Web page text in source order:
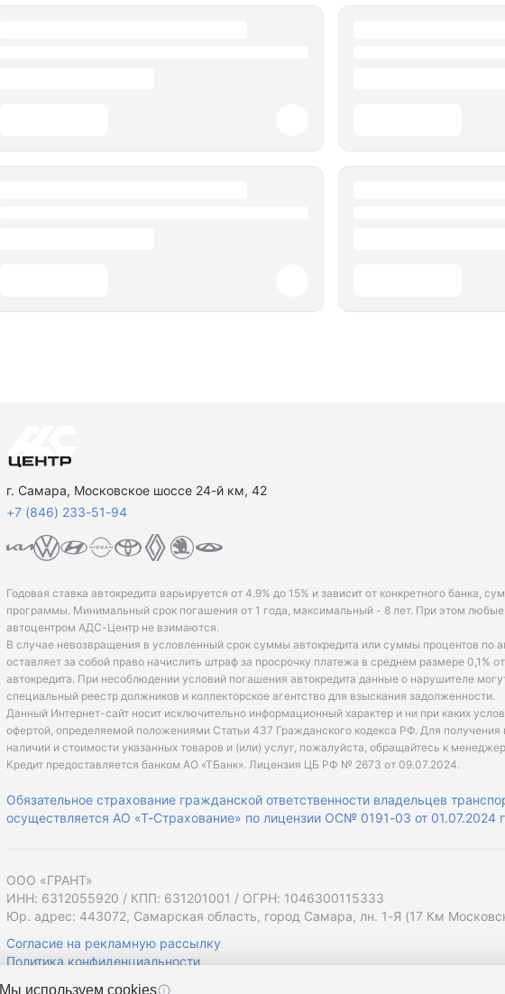
г. Самара, Московское шоссе 24-й км, 42
+7 (846) 233-51-94
Годовая ставка автокредита варьируется от 4.9% до 15% и зависит от конкретного банка,
программы. Минимальный срок погашения от 1 года, максимальный - 8 лет. При этом
автоцентром АДС-Центр не взимаются.
В случае невозвращения в условленный срок суммы автокредита или суммы процентов по
оставляет за собой право начислить штраф за просрочку платежа в среднем размере 0,1%
автокредита. При несоблюдении условий погашения автокредита данные о нарушителе
специальный реестр должников и коллекторское агентство для взыскания задолженности.
Данный Интернет-сайт носит исключительно информационный характер и ни при каких
офертой, определяемой положениями Статьи 437 Гражданского кодекса РФ. Для
наличии и стоимости указанных товаров и (или) услуг, пожалуйста, обращайтесь к
Кредит предоставляется банком АО «ТБанк». Лицензия ЦБ РФ № 2673 от 09.07.2024.
Обязательное страхование гражданской ответственности владельцев
осуществляется АО «Т-Страхование» по лицензии ОС№ 0191-03 от 01.07.2024
ООО «ГРАНТ»
ИНН: 6312055920 / КПП: 631201001 / ОГРН: 1046300115333
Юр. адрес: 443072, Самарская область, город Самара, лн. 1-Я (17 Км
Согласие на рекламную рассылку
Политика конфиденциальности
Мы используем cookies